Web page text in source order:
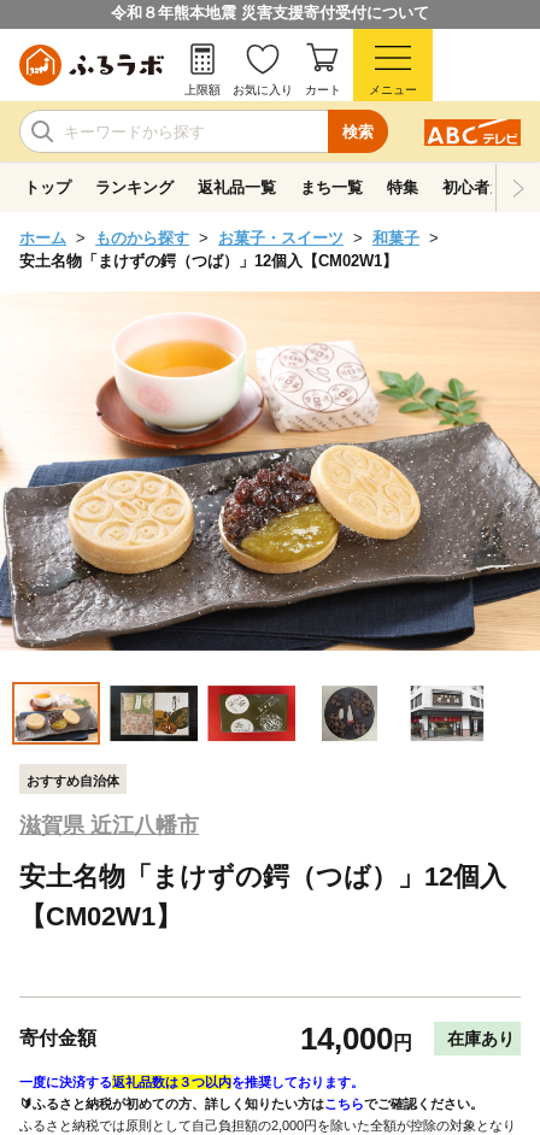
令和８年熊本地震 災害支援寄付受付について
検索
上限額 お気に入り カート メニュー
トップ ランキング 返礼品一覧 まち一覧 特集 初心者ガイド
ホーム ものから探す お菓子・スイーツ
和菓子
安土名物「まけずの鍔（つば）」12個入【CM02W1】
おすすめ自治体
滋賀県 近江八幡市
安土名物「まけずの鍔（つば）」12個入
【CM02W1】
寄付金額 14,000円 在庫あり
一度に決済する返礼品数は３つ以内を推奨しております。
🔰ふるさと納税が初めての方、詳しく知りたい方はこちらでご確認ください。
ふるさと納税では原則として自己負担額の2,000円を除いた全額が控除の対象となり